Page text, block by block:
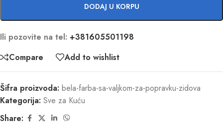
DODAJ U KORPU
Ili pozovite na tel: +381605501198
Compare
Add to wishlist
Šifra proizvoda: bela-farba-sa-valjkom-za-popravku-zidova
Kategorija: Sve za Kuću
Share: